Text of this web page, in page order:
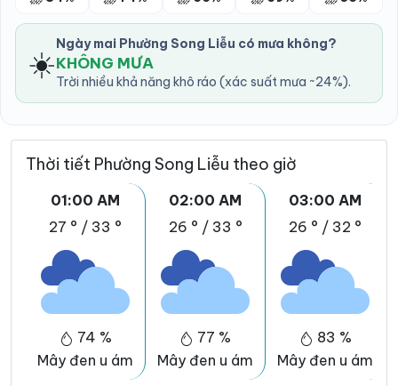
☀️ Ngày mai Phường Song Liễu có mưa không?
KHÔNG MƯA
Trời nhiều khả năng khô ráo (xác suất mưa ~24%).
Thời tiết Phường Song Liễu theo giờ
01:00 AM
27 ° / 33 °
74 %
Mây đen u ám
02:00 AM
26 ° / 33 °
77 %
Mây đen u ám
03:00 AM
26 ° / 32 °
83 %
Mây đen u ám